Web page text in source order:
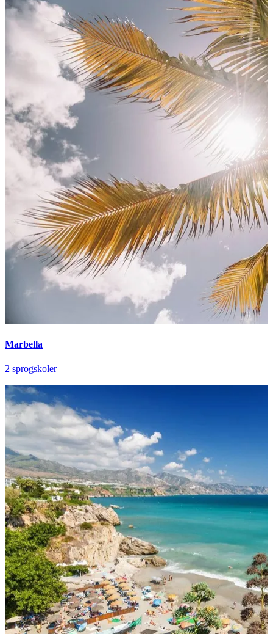
Marbella
2 sprogskoler